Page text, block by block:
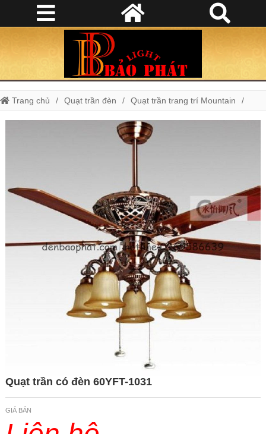
Trang chủ Quạt trần đèn Quạt trần trang trí Mountain
Quạt trần có đèn 60YFT-1031
Quạt trần có đèn 60YFT-1031
GIÁ BÁN